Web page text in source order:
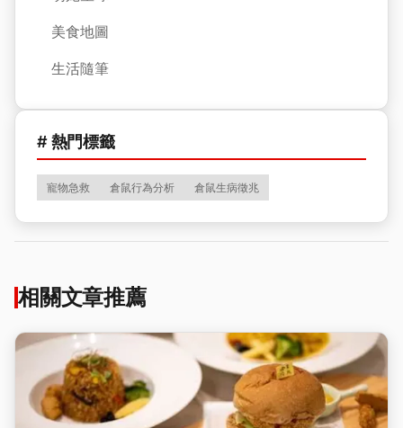
美食地圖
生活隨筆
# 熱門標籤
寵物急救 倉鼠行為分析 倉鼠生病徵兆
相關文章推薦